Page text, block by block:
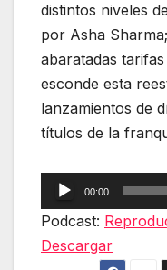
distintos niveles
por Asha
abaratadas
esconde esta
lanzamientos de
títulos de la
Reproductor
de
00:00
Podcast:
Descargar